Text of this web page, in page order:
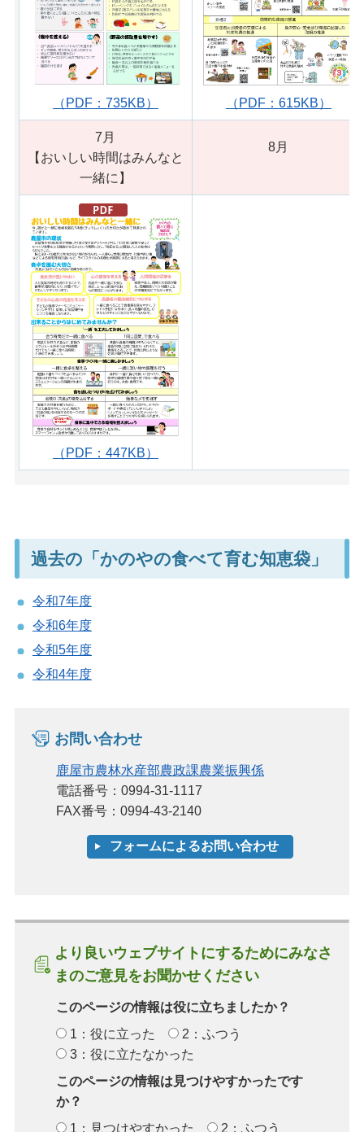
（PDF：735KB） （PDF：615KB）
7月
【おいしい時間はみんなと
一緒に】
8月
（PDF：447KB）
過去の「かのやの食べて育む知恵袋」
令和7年度
令和6年度
令和5年度
令和4年度
お問い合わせ
鹿屋市農林水産部農政課農業振興係
電話番号：0994-31-1117
FAX番号：0994-43-2140
より良いウェブサイトにするためにみなさ
まのご意見をお聞かせください
このページの情報は役に立ちましたか？
1：役に立った
2：ふつう
3：役に立たなかった
このページの情報は見つけやすかったです
か？
1：見つけやすかった
2：ふつう